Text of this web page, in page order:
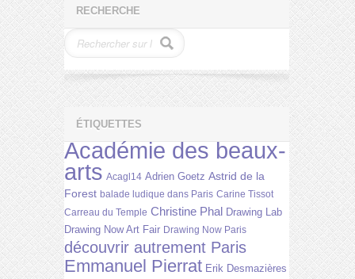
RECHERCHE
ÉTIQUETTES
Académie des beaux-
arts Acagl14 Adrien Goetz Astrid de la
Forest balade ludique dans Paris Carine Tissot
Carreau du Temple Christine Phal Drawing Lab
Drawing Now Art Fair Drawing Now Paris
découvrir autrement Paris
Emmanuel Pierrat Erik Desmazières